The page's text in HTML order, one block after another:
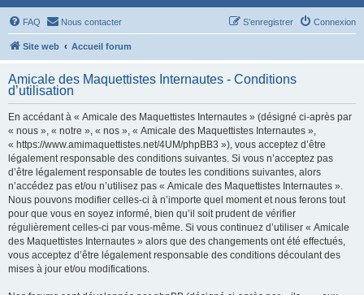
FAQ Nous contacter Connexion
S’enregistrer
Site web Accueil forum
Amicale des Maquettistes Internautes - Conditions
d’utilisation
En accédant à « Amicale des Maquettistes Internautes » (désigné ci-après par
« nous », « notre », « nos », « Amicale des Maquettistes Internautes »,
« https://www.amimaquettistes.net/4UM/phpBB3 »), vous acceptez d’être
légalement responsable des conditions suivantes. Si vous n’acceptez pas
d’être légalement responsable de toutes les conditions suivantes, alors
n’accédez pas et/ou n’utilisez pas « Amicale des Maquettistes Internautes ».
Nous pouvons modifier celles-ci à n’importe quel moment et nous ferons tout
pour que vous en soyez informé, bien qu’il soit prudent de vérifier
régulièrement celles-ci par vous-même. Si vous continuez d’utiliser « Amicale
des Maquettistes Internautes » alors que des changements ont été effectués,
vous acceptez d’être légalement responsable des conditions découlant des
mises à jour et/ou modifications.